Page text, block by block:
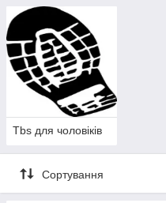
Tbs для чоловіків
Сортування